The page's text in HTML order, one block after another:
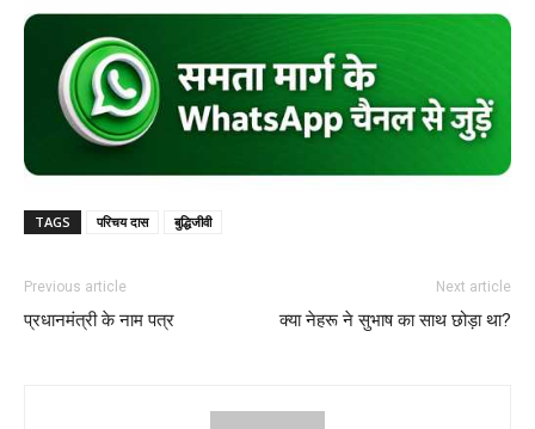
TAGS परिचय दास बुद्धिजीवी
Previous article
प्रधानमंत्री के नाम पत्र
Next article
क्या नेहरू ने सुभाष का साथ छोड़ा था?